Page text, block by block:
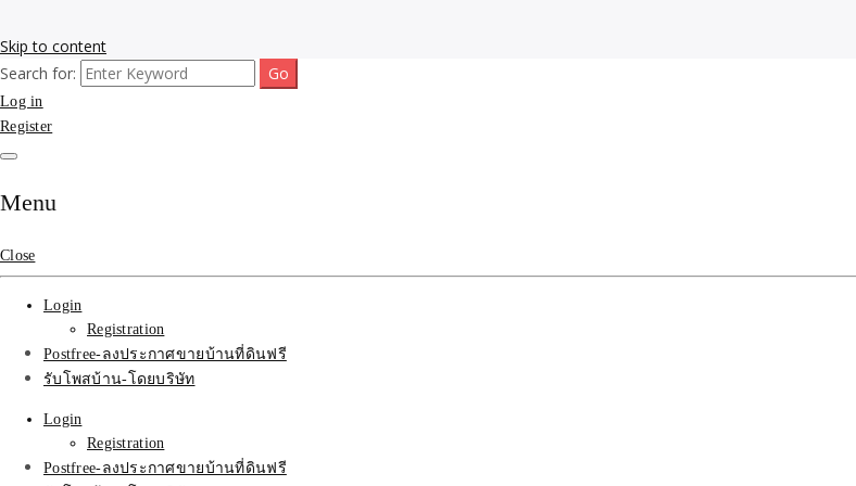
Skip to content
รับจ้างโพสขายบ้าน ติดAI Search รับทำSEOราย
SEOขายของ บ้านที่ดินฟรีประกาศ ที่เดียวในเมือง
รับโพสต์เว็บขายบ้าน อสังหา ทำSEOรายเดือนราคาถูก เน้นติดAI โพสต์ประกาศบ้านที่ดินฟรี SEOขายบ้าน รับจ้างโพสต์บ้านที่ดินติ
Search for:
Log in
Register
Menu
Close
Login
Registration
Postfree-ลงประกาศขายบ้านที่ดินฟรี
รับโพสบ้าน-โดยบริษัท
Login
Registration
Postfree-ลงประกาศขายบ้านที่ดินฟรี